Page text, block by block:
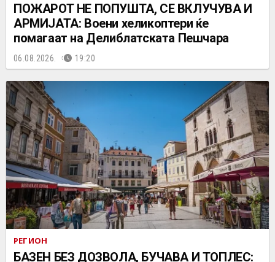
ПОЖАРОТ НЕ ПОПУШТА, СЕ ВКЛУЧУВА И
АРМИЈАТА: Воени хеликоптери ќе
помагаат на Делиблатската Пешчара
06.08.2026. 19:20
РЕГИОН
БАЗЕН БЕЗ ДОЗВОЛА, БУЧАВА И ТОПЛЕС: